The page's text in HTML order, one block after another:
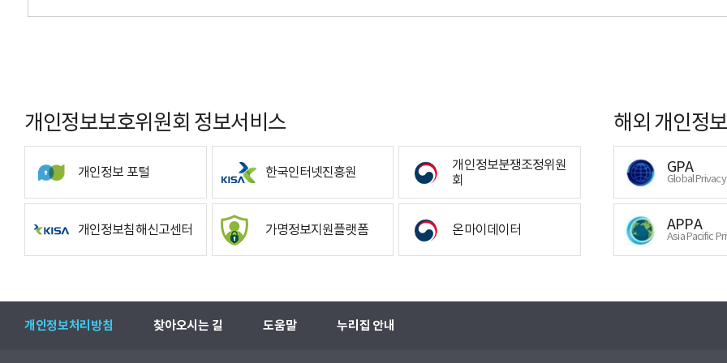
개인정보보호위원회 정보서비스
개인정보 포털 한국인터넷진흥원
개인정보분쟁조정위원
회
개인정보침해신고센터 가명정보지원플랫폼 온마이데이터
해외 개인정
GPA
Global
APPA
Asia Pacific
개인정보처리방침 찾아오시는 길 도움말 누리집 안내